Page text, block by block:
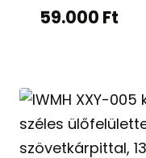
59.000 Ft